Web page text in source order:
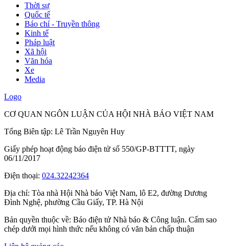
Thời sự
Quốc tế
Báo chí - Truyền thông
Kinh tế
Pháp luật
Xã hội
Văn hóa
Xe
Media
Logo
CƠ QUAN NGÔN LUẬN CỦA HỘI NHÀ BÁO VIỆT NAM
Tổng Biên tập: Lê Trần Nguyên Huy
Giấy phép hoạt động báo điện tử số 550/GP-BTTTT, ngày
06/11/2017
Điện thoại: 024.32242364
Địa chỉ: Tòa nhà Hội Nhà báo Việt Nam, lô E2, đường Dương
Đình Nghệ, phường Cầu Giấy, TP. Hà Nội
Bản quyền thuộc về: Báo điện tử Nhà báo & Công luận. Cấm sao
chép dưới mọi hình thức nếu không có văn bản chấp thuận